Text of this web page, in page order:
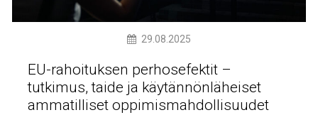
29.08.2025
EU-rahoituksen perhosefektit –
tutkimus, taide ja käytännönläheiset
ammatilliset oppimismahdollisuudet